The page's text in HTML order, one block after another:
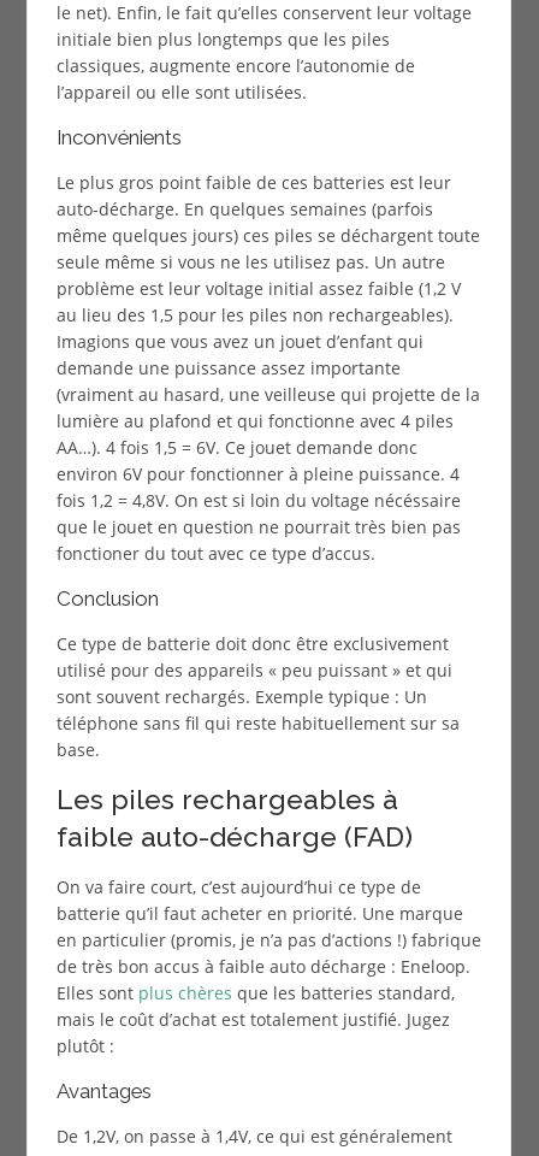
le net). Enfin, le fait qu’elles conservent leur voltage
initiale bien plus longtemps que les piles
classiques, augmente encore l’autonomie de
l’appareil ou elle sont utilisées.
Inconvénients
Le plus gros point faible de ces batteries est leur
auto-décharge. En quelques semaines (parfois
même quelques jours) ces piles se déchargent toute
seule même si vous ne les utilisez pas. Un autre
problème est leur voltage initial assez faible (1,2 V
au lieu des 1,5 pour les piles non rechargeables).
Imagions que vous avez un jouet d’enfant qui
demande une puissance assez importante
(vraiment au hasard, une veilleuse qui projette de la
lumière au plafond et qui fonctionne avec 4 piles
AA…). 4 fois 1,5 = 6V. Ce jouet demande donc
environ 6V pour fonctionner à pleine puissance. 4
fois 1,2 = 4,8V. On est si loin du voltage nécéssaire
que le jouet en question ne pourrait très bien pas
fonctioner du tout avec ce type d’accus.
Conclusion
Ce type de batterie doit donc être exclusivement
utilisé pour des appareils « peu puissant » et qui
sont souvent rechargés. Exemple typique : Un
téléphone sans fil qui reste habituellement sur sa
base.
Les piles rechargeables à
faible auto-décharge (FAD)
On va faire court, c’est aujourd’hui ce type de
batterie qu’il faut acheter en priorité. Une marque
en particulier (promis, je n’a pas d’actions !) fabrique
de très bon accus à faible auto décharge : Eneloop.
Elles sont plus chères que les batteries standard,
mais le coût d’achat est totalement justifié. Jugez
plutôt :
Avantages
De 1,2V, on passe à 1,4V, ce qui est généralement